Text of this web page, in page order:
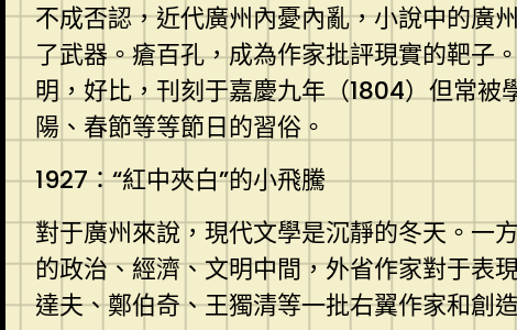
不成否認，近代廣州內憂內亂，小說中的廣
了武器。瘡百孔，成為作家批評現實的靶子
明，好比，刊刻于嘉慶九年（1804）但常
陽、春節等等節日的習俗。
1927：“紅中夾白”的小飛騰
對于廣州來說，現代文學是沉靜的冬天。一
的政治、經濟、文明中間，外省作家對于表
達夫、鄭伯奇、王獨清等一批右翼作家和創